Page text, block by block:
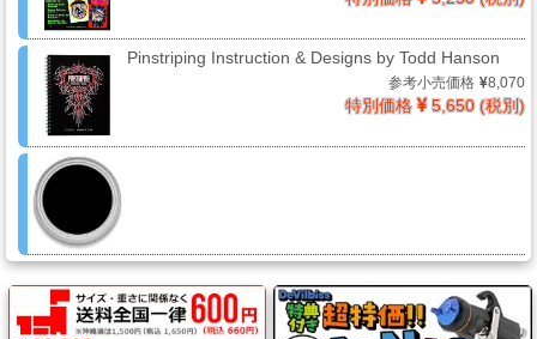
服・
品
ペ
ー
パ
Pinstriping Instruction & Designs by Todd Hanson
参考小売価格 8,070
特別価格 5,650 (税別)